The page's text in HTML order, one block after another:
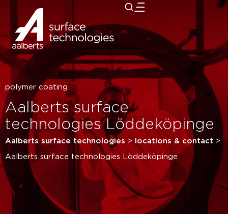
polymer coating
Aalberts surface
technologies Löddeköpinge
Aalberts surface technologies > locations & contact >
Aalberts surface technologies Löddeköpinge